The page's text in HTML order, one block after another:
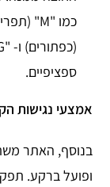
ספציפיים.
אמצעי נגישות
בנוסף, האתר
ופועל ברקע.